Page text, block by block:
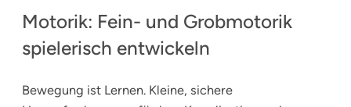
Motorik: Fein- und Grobmotorik
spielerisch entwickeln
Bewegung ist Lernen. Kleine, sichere